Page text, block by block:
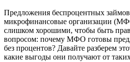
Предложения беспроцентных
микрофинансовые организации
слишком хорошими, чтобы быть
вопросом: почему МФО готовы
без процентов? Давайте разберем
какие выгоды они получают от